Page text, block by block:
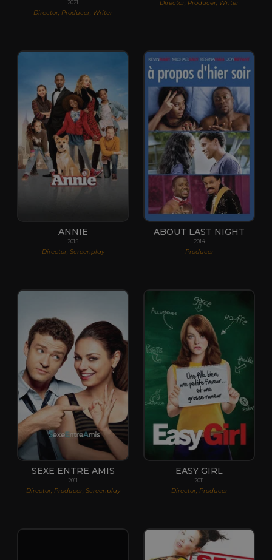
2021
Director, Producer, Writer
Director, Producer, Writer
ANNIE
2015
Director, Screenplay
ABOUT LAST NIGHT
2014
Producer
SEXE ENTRE AMIS
2011
Director, Producer, Screenplay
EASY GIRL
2011
Director, Producer